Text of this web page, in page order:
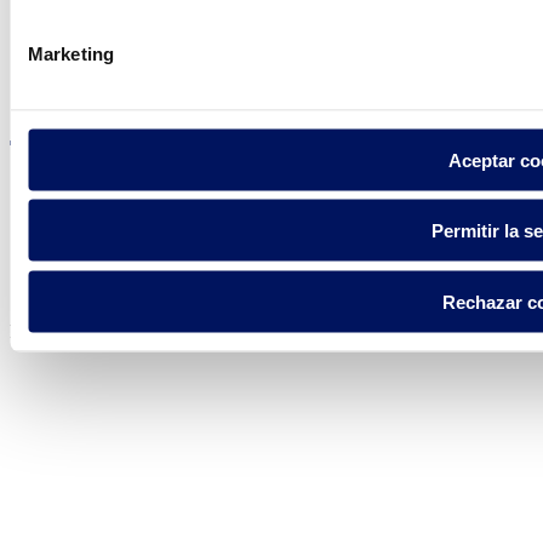
Marketing
Aceptar
Permitir la
Rechazar
Aviso legal
Fluidra S.A. 2025